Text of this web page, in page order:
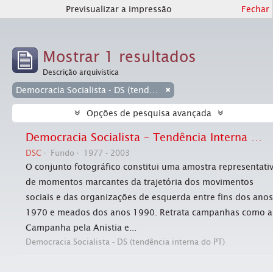
Previsualizar a impressão Fechar
Mostrar 1 resultados
Descrição arquivística
Opções de pesquisa avançada
Democracia Socialista – Tendência Interna do PT (jornal Em Tempo)
DSC Fundo 1977 - 2003
O conjunto fotográfico constitui uma amostra
de momentos marcantes da trajetória dos movimentos
sociais e das organizações de esquerda entre fins dos anos
1970 e meados dos anos 1990. Retrata campanhas como a
Campanha pela Anistia e...
Democracia Socialista - DS (tendência interna do PT)